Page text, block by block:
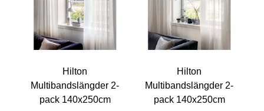
Hilton
Multibandslängder 2-
pack 140x250cm
Hilton
Multibandslängder 2-
pack 140x250cm